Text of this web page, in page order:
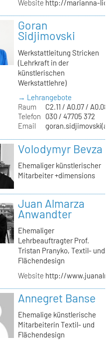
Website http://marianna-
Goran
Sidjimovski
Werkstattleitung Stricken
(Lehrkraft in der
künstlerischen
Werkstattlehre)
→ Lehrangebote
Raum
C2.11 / A0.07 / A0.08
Telefon
030 / 47705 372
Email
Volodymyr Bevza
Ehemaliger künstlerischer
Mitarbeiter +dimensions
Juan Almarza
Anwandter
Ehemaliger
Lehrbeauftragter Prof.
Tristan Pranyko, Textil- und
Flächendesign
Website http://
Annegret Banse
Ehemalige künstlerische
Mitarbeiterin Textil- und
Flächendesign